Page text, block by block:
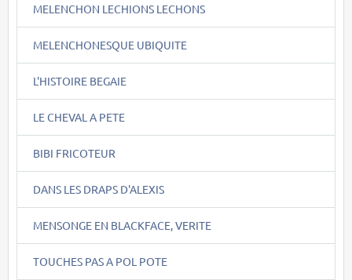
MELENCHON LECHIONS LECHONS
MELENCHONESQUE UBIQUITE
L'HISTOIRE BEGAIE
LE CHEVAL A PETE
BIBI FRICOTEUR
DANS LES DRAPS D'ALEXIS
MENSONGE EN BLACKFACE, VERITE
TOUCHES PAS A POL POTE